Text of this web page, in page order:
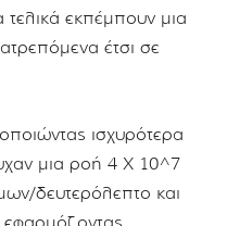
εκπέμπουν μια
έτσι σε
ισχυρότερα
μια ροή 4 Χ 10^7
δευτερόλεπτο και